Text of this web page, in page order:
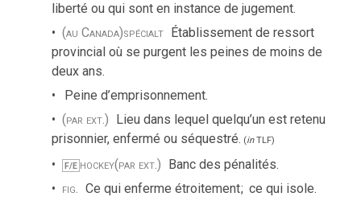
liberté ou qui sont en instance de jugement.
(au Canada)spécialt Établissement de ressort
provincial où se purgent les peines de moins de
deux ans.
Peine d’emprisonnement.
(par ext.) Lieu dans lequel quelqu’un est retenu
prisonnier, enfermé ou séquestré. (inTLF)
F/E hockey(par ext.) Banc des pénalités.
fig. Ce qui enferme étroitement; ce qui isole.